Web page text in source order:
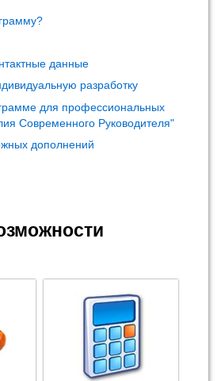
данные
разработку
для профессиональных
Современного Руководителя"
дополнений